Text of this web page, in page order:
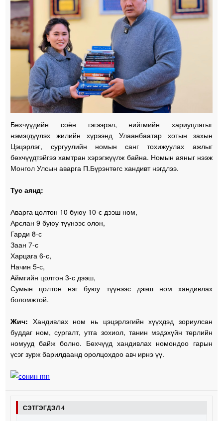
Бөхчүүдийн соён гэгээрэл, нийгмийн хариуцлагыг
нэмэгдүүлэх жилийн хүрээнд Улаанбаатар хотын захын
Цэцэрлэг, сургуулийн номын санг тохижуулах ажлыг
бөхчүүдтэйгээ хамтран хэрэгжүүлж байна. Номын аяныг нээж
Монгол Улсын аварга П.Бүрэнтөгс хандивт нэгдлээ.
Тус аянд:
Аварга цолтон 10 буюу 10-с дээш ном,
Арслан 9 буюу түүнээс олон,
Гарди 8-с
Заан 7-с
Харцага 6-с,
Начин 5-с,
Аймгийн цолтон 3-с дээш,
Сумын цолтон нэг буюу түүнээс дээш ном хандивлах
боломжтой.
Жич: Хандивлах ном нь цэцэрлэгийн хүүхдэд зориулсан
буддаг ном, сургалт, утга зохиол, танин мэдэхүйн төрлийн
номууд байж болно. Бөхчүүд хандивлах номондоо гарын
үсэг зурж барилдаанд оролцохдоо авч ирнэ үү.
СЭТГЭГДЭЛ4